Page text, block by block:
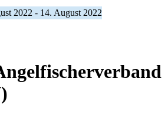
2022 - 14. August 2022